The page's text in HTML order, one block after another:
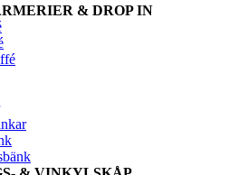
& DROP IN